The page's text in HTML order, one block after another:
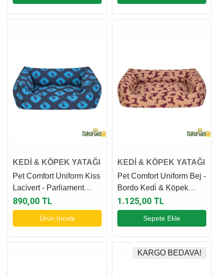
KEDİ & KÖPEK YATAĞI
Pet Comfort Uniform Kiss
Lacivert - Parliament
Kedi̇ & Köpek Yatağı S -
60 x 50 Cm
890,00 TL
Ürün İncele
KEDİ & KÖPEK YATAĞI
Pet Comfort Uniform Bej -
Bordo Kedi̇ & Köpek
Yatağı M - 70 x 60 Cm
1.125,00 TL
Sepete Ekle
KARGO BEDAVA!